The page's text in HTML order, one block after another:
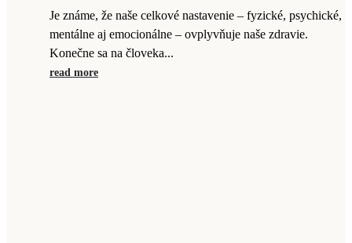
Je známe, že naše celkové nastavenie – fyzické, psychické,
mentálne aj emocionálne – ovplyvňuje naše zdravie.
Konečne sa na človeka...
read more